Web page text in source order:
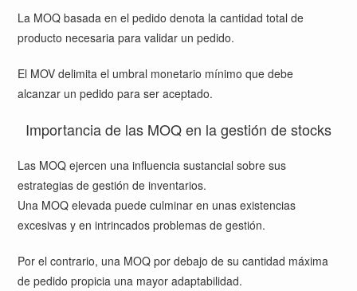
La MOQ basada en el pedido denota la cantidad total de
producto necesaria para validar un pedido.
El MOV delimita el umbral monetario mínimo que debe
alcanzar un pedido para ser aceptado.
Importancia de las MOQ en la gestión de stocks
Las MOQ ejercen una influencia sustancial sobre sus
estrategias de gestión de inventarios.
Una MOQ elevada puede culminar en unas existencias
excesivas y en intrincados problemas de gestión.
Por el contrario, una MOQ por debajo de su cantidad máxima
de pedido propicia una mayor adaptabilidad.